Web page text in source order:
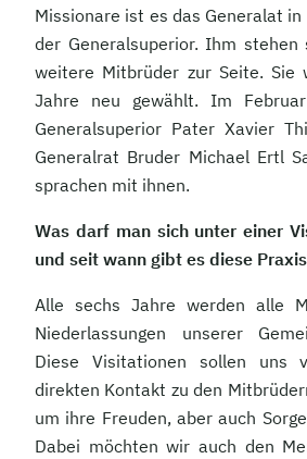
Missionare ist es das Generalat
der Generalsuperior. Ihm stehen
weitere Mitbrüder zur Seite. Sie
Jahre neu gewählt. Im
Generalsuperior Pater Xavier
Generalrat Bruder Michael Ertl
sprachen mit ihnen.
Was darf man sich unter einer
und seit wann gibt es diese
Alle sechs Jahre werden alle
Niederlassungen unserer
Diese Visitationen sollen uns
direkten Kontakt zu den
um ihre Freuden, aber auch
Dabei möchten wir auch den